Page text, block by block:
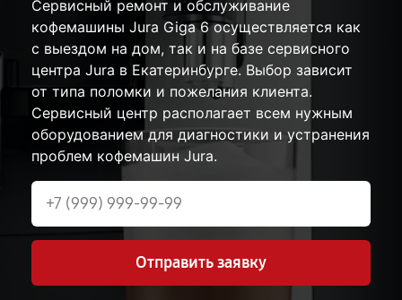
Сервисный ремонт и обслуживание
кофемашины Jura Giga 6 осуществляется как
с выездом на дом, так и на базе сервисного
центра Jura в Екатеринбурге. Выбор зависит
от типа поломки и пожелания клиента.
Сервисный центр располагает всем нужным
оборудованием для диагностики и устранения
проблем кофемашин Jura.
Отправить заявку